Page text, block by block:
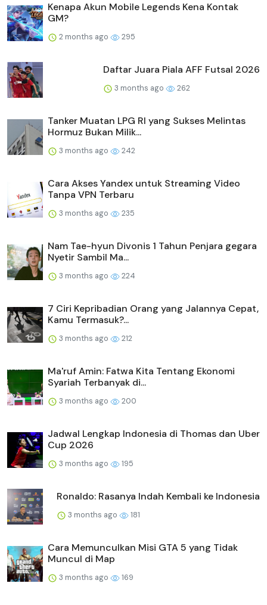
Kenapa Akun Mobile Legends Kena Kontak
GM?
2 months ago 295
Daftar Juara Piala AFF Futsal 2026
3 months ago 262
Tanker Muatan LPG RI yang Sukses Melintas
Hormuz Bukan Milik...
3 months ago 242
Cara Akses Yandex untuk Streaming Video
Tanpa VPN Terbaru
3 months ago 235
Nam Tae-hyun Divonis 1 Tahun Penjara gegara
Nyetir Sambil Ma...
3 months ago 224
7 Ciri Kepribadian Orang yang Jalannya Cepat,
Kamu Termasuk?...
3 months ago 212
Ma'ruf Amin: Fatwa Kita Tentang Ekonomi
Syariah Terbanyak di...
3 months ago 200
Jadwal Lengkap Indonesia di Thomas dan Uber
Cup 2026
3 months ago 195
Ronaldo: Rasanya Indah Kembali ke Indonesia
3 months ago 181
Cara Memunculkan Misi GTA 5 yang Tidak
Muncul di Map
3 months ago 169